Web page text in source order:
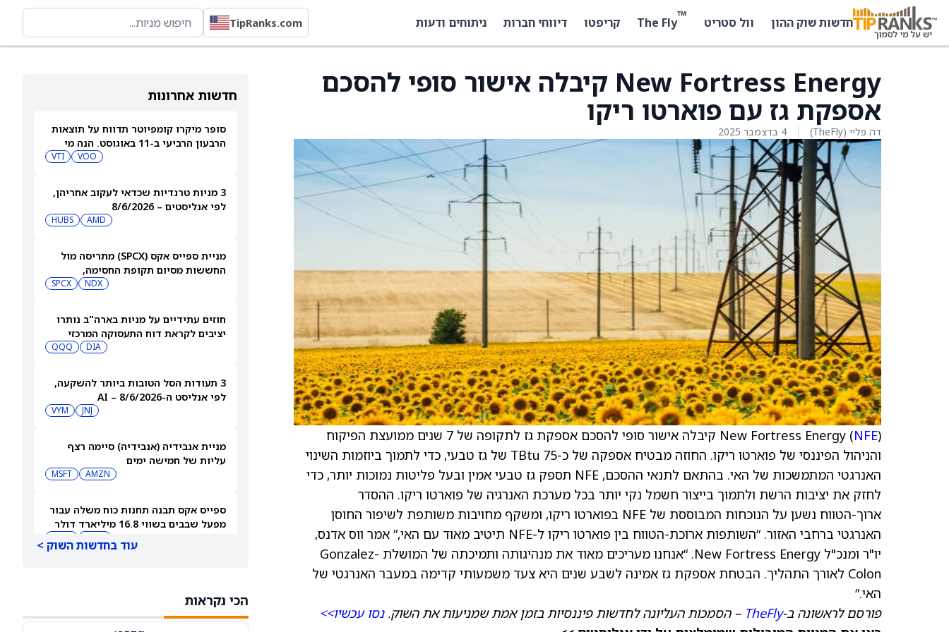
חדשות שוק ההון וול סטריט ™
The Fly קריפטו דיווחי חברות ניתוחים ודעות TipRanks.com
חדשות אחרונות
סופר מיקרו קומפיוטר תדווח על תוצאות
הרבעון הרביעי ב-11 באוגוסט. הנה מי
VOO
VTI
3 מניות טרנדיות שכדאי לעקוב אחריהן,
לפי אנליסטים – 8/6/2026
AMD
HUBS
מניית ספייס אקס (SPCX) מתריסה מול
החששות מסיום תקופת החסימה,
NDX
SPCX
חוזים עתידיים על מניות בארה"ב נותרו
יציבים לקראת דוח התעסוקה המרכזי
DIA
QQQ
3 תעודות הסל הטובות ביותר להשקעה,
לפי אנליסט ה-AI – 8/6/2026
JNJ
VYM
מניית אנבידיה (אנבידיה) סיימה רצף
עליות של חמישה ימים
AMZN
MSFT
ספייס אקס תבנה תחנות כוח משלה עבור
מפעל שבבים בשווי 16.8 מיליארד דולר
מהלך ה-AI inference שלה
עוד בחדשות השוק >
הכי נקראות
New Fortress Energy קיבלה אישור סופי להסכם
אספקת גז עם פוארטו ריקו
דה פליי (TheFly) 4 בדצמבר 2025
New Fortress Energy (NFE
) קיבלה אישור סופי להסכם אספקת גז לתקופה של 7 שנים ממועצת הפיקוח
והניהול הפיננסי של פוארטו ריקו. החוזה מבטיח אספקה של כ-75 TBtu של גז טבעי, כדי לתמוך ביוזמות השינוי
האנרגטי המתמשכות של האי. בהתאם לתנאי ההסכם, NFE תספק גז טבעי אמין ובעל פליטות נמוכות יותר, כדי
לחזק את יציבות הרשת ולתמוך בייצור חשמל נקי יותר בכל מערכת האנרגיה של פוארטו ריקו. ההסדר
ארוך-הטווח נשען על הנוכחות המבוססת של NFE בפוארטו ריקו, ומשקף מחויבות משותפת לשיפור החוסן
האנרגטי ברחבי האזור. “השותפות ארוכת-הטווח בין פוארטו ריקו ל-NFE תיטיב מאוד עם האי,” אמר ווס אדנס,
יו"ר ומנכ"ל New Fortress Energy. “אנחנו מעריכים מאוד את מנהיגותה ותמיכתה של המושלת Gonzalez-
Colon לאורך התהליך. הבטחת אספקת גז אמינה לשבע שנים היא צעד משמעותי קדימה במעבר האנרגטי של
האי.”
פורסם לראשונה ב-TheFly – הסמכות העליונה לחדשות פיננסיות בזמן אמת שמניעות את השוק.נסו עכשיו>>